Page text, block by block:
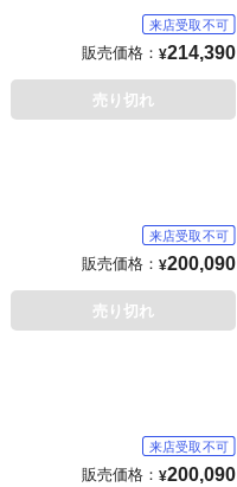
販売価格： ¥214,390
売り切れ
販売価格： ¥200,090
売り切れ
販売価格： ¥200,090